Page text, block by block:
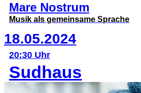
Mare Nostrum
Musik als gemeinsame Sprache
18.05.2024
20:30 Uhr
Sudhaus